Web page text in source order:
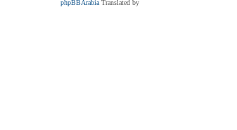
Translated by
phpBBArabia